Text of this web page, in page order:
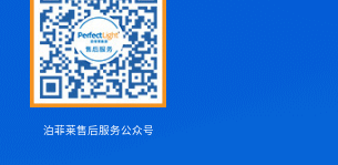
泊菲莱售后服务公众号